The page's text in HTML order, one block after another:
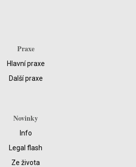
Praxe
Hlavní praxe
Další praxe
Novinky
Info
Legal flash
Ze života